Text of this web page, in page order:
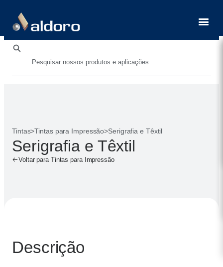
Contato
Tintas>Tintas para Impressão>Serigrafia e Têxtil
Serigrafia e Têxtil
Voltar para Tintas para Impressão
Descrição